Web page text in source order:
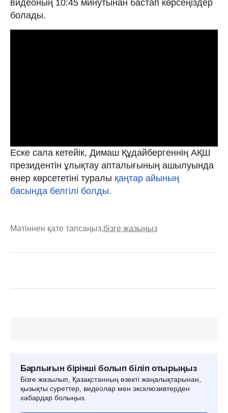
видеоның 10:45 минутынан бастап көрсеңіздер
болады.
Еске сала кетейік, Димаш Құдайбергеннің АҚШ
президентін ұлықтау апталығының ашылуында
өнер көрсететіні туралы қаңтар айының
басында белгілі болды.
Мәтіннен қате тапсаңыз,бізге жазыңыз
Барлығын бірінші болып біліп отырыңыз
Бізге жазылып, Қазақстанның өзекті жаңалықтарынан,
қызықты суреттер, видеолар мен эксклюзивтерден
хабардар болыңыз.